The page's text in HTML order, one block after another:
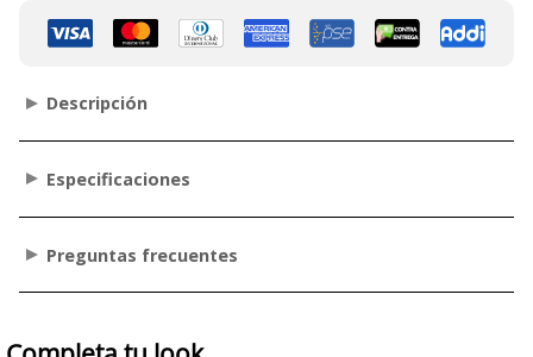
Descripción
Especificaciones
Preguntas frecuentes